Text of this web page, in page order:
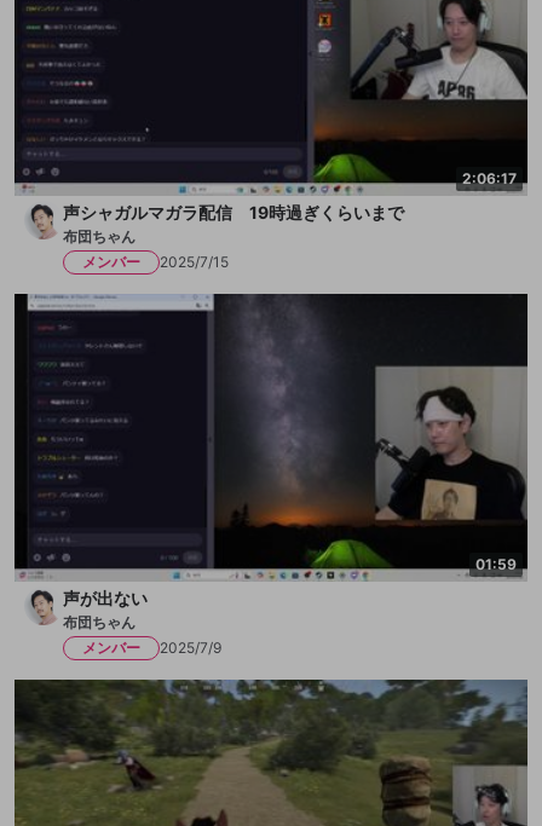
2:06:17
声シャガルマガラ配信 19時過ぎくらいまで
布団ちゃん
メンバー
2025/7/15
01:59
声が出ない
布団ちゃん
メンバー
2025/7/9